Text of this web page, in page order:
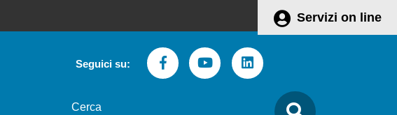
Servizi on line
Seguici su: FacebookYoutubeLinkedin
testo